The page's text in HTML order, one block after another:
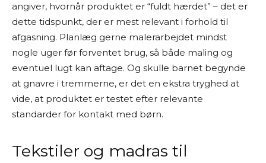
angiver, hvornår produktet er “fuldt hærdet” – det er
dette tidspunkt, der er mest relevant i forhold til
afgasning. Planlæg gerne malerarbejdet mindst
nogle uger før forventet brug, så både maling og
eventuel lugt kan aftage. Og skulle barnet begynde
at gnavre i tremmerne, er det en ekstra tryghed at
vide, at produktet er testet efter relevante
standarder for kontakt med børn.
Tekstiler og madras til